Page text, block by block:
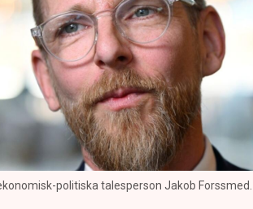
politiska talesperson Jakob